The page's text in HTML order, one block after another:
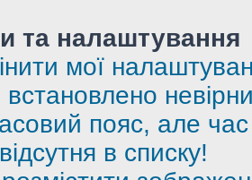
та налаштування
мої
пояс, але
в списку!